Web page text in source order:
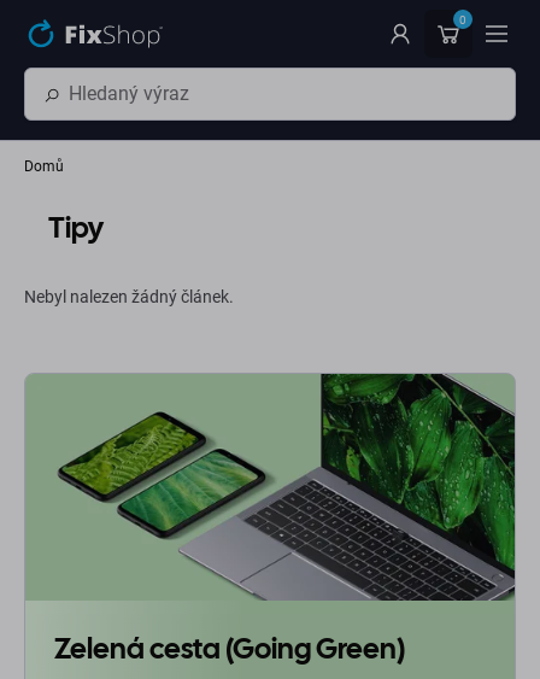
0
Domů
Tipy
Nebyl nalezen žádný článek.
Zelená cesta (Going Green)